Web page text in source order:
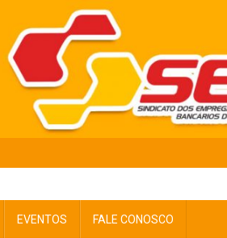
EVENTOS FALE CONOSCO